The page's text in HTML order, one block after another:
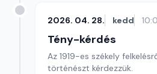
2026. 04. 28. kedd
Tény-kérdés
Az 1919-es székely
történészt kérdezzük.